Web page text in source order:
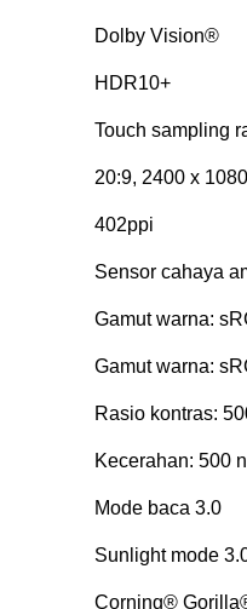
Dolby Vision®
HDR10+
Touch sampling
20:9, 2400 x 1080
402ppi
Sensor cahaya
Gamut warna:
Gamut warna:
Rasio kontras:
Kecerahan: 500
Mode baca 3.0
Sunlight mode
Corning®